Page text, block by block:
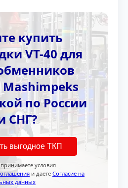
купить
VT-40 для
по России
СНГ?
выгодное ТКП
условия
и даете Согласие на
данных